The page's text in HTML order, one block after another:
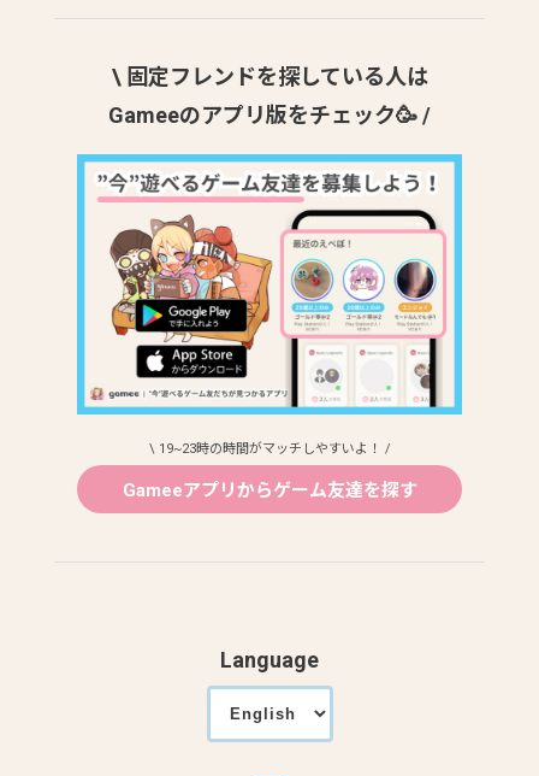
\ 固定フレンドを探している人は
Gameeのアプリ版をチェック🥳 /
\ 19~23時の時間がマッチしやすいよ！ /
Gameeアプリからゲーム友達を探す
Language